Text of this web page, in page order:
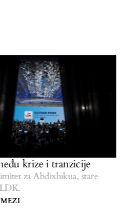
krize i tranzicije
za Abdixhikua, stare